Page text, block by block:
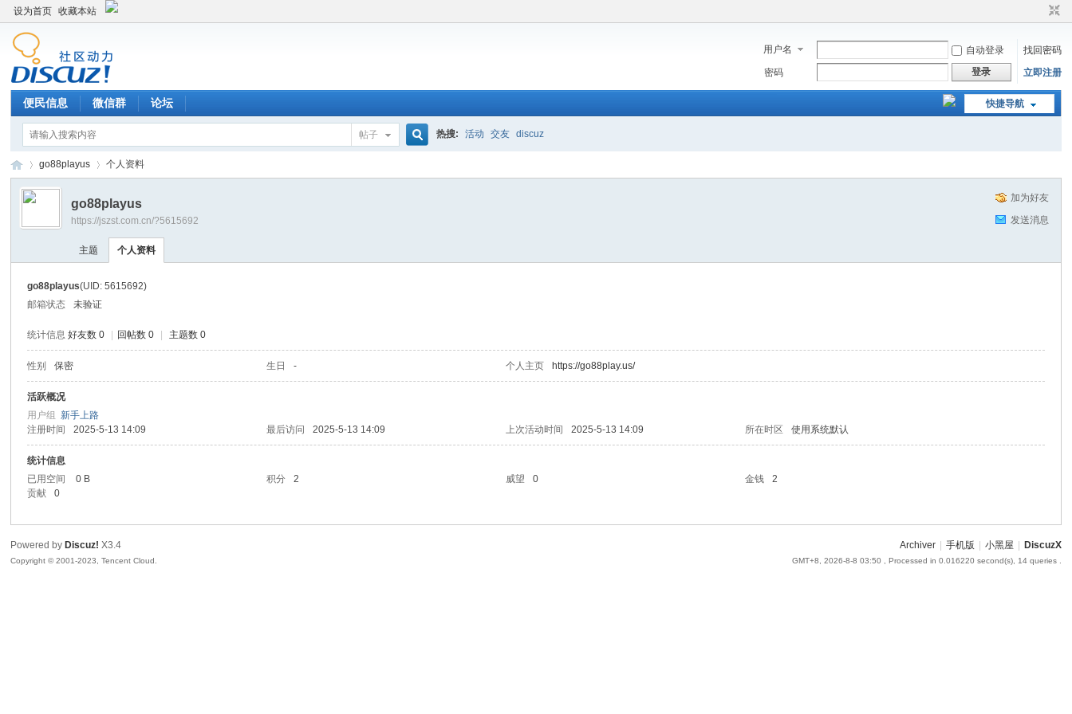
设为首页 收藏本站
用户名 自动登录
找回密码
密码
登录 立即注册
快捷导航
便民信息 微信群 论坛
帖子 热搜: 活动 交友 discuz
uz!
›
go88playus 个人资料
加为好友
发送消息
go88playus
https://jszst.com.cn/?5615692
主题 个人资料
go88playus(UID: 5615692)
邮箱状态
未验证
统计信息 好友数 0 回帖数 0 主题数 0
性别 保密 生日 - 个人主页 https://go88play.us/
活跃概况
用户组新手上路
注册时间
2025-5-13 14:09 最后访问 2025-5-13 14:09 上次活动时间 2025-5-13 14:09 所在时区 使用系统默认
统计信息
已用空间
0 B 积分 2 威望 0 金钱
2
贡献
0
Archiver 手机版 小黑屋 DiscuzX
GMT+8, 2026-8-8 03:50 , Processed in 0.016220 second(s), 14 queries .
Powered by Discuz! X3.4
Copyright © 2001-2023, Tencent Cloud.